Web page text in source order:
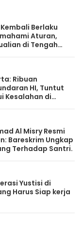
Berlaku
Aturan,
di Tengah
Ribuan
HI, Tuntut
Kesalahan di
Al Misry Resmi
Bareskrim Ungkap
Terhadap Santri.
Yustisi di
Harus Siap kerja